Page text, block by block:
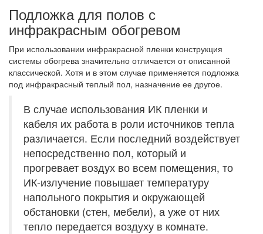
Подложка для полов с
инфракрасным обогревом
При использовании инфракрасной пленки конструкция
системы обогрева значительно отличается от описанной
классической. Хотя и в этом случае применяется подложка
под инфракрасный теплый пол, назначение ее другое.
В случае использования ИК пленки и
кабеля их работа в роли источников тепла
различается. Если последний воздействует
непосредственно пол, который и
прогревает воздух во всем помещения, то
ИК-излучение повышает температуру
напольного покрытия и окружающей
обстановки (стен, мебели), а уже от них
тепло передается воздуху в комнате.